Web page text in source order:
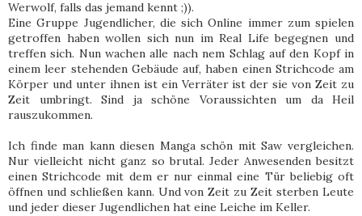
Werwolf, falls das jemand kennt ;)).
Eine Gruppe Jugendlicher, die sich Online immer zum spielen
getroffen haben wollen sich nun im Real Life begegnen und
treffen sich. Nun wachen alle nach nem Schlag auf den Kopf in
einem leer stehenden Gebäude auf, haben einen Strichcode am
Körper und unter ihnen ist ein Verräter ist der sie von Zeit zu
Zeit umbringt. Sind ja schöne Voraussichten um da Heil
rauszukommen.
Ich finde man kann diesen Manga schön mit Saw vergleichen.
Nur vielleicht nicht ganz so brutal. Jeder Anwesenden besitzt
einen Strichcode mit dem er nur einmal eine Tür beliebig oft
öffnen und schließen kann. Und von Zeit zu Zeit sterben Leute
und jeder dieser Jugendlichen hat eine Leiche im Keller.